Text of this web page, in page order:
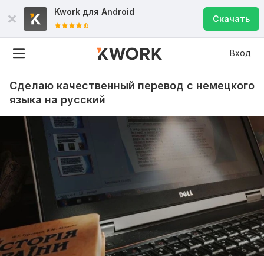
Kwork для Android
Скачать
Вход
Сделаю качественный перевод с немецкого
языка на русский